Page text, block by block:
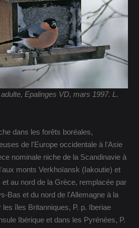
Epalinges VD, mars 1997. L.
dans les forêts boréales,
de l'Europe occidentale à l'Asie
nominale niche de la Scandinavie à
monts Verkhoïansk (Iakoutie) et
au nord de la Grèce, remplacée par
Bas et du nord de l'Allemagne à la
les îles Britanniques, P. p. Iberiae
Ibérique et dans les Pyrénées, P.